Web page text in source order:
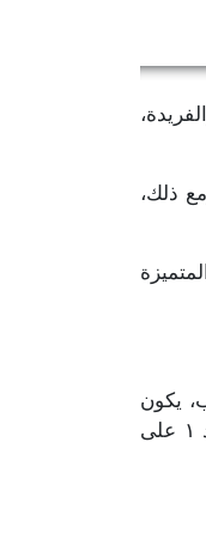
دون إحتساب اسماء العائلات الخالية او مسجلة "غير مذكور"، في قضاء صور، محافظة الجنوب هو ١٠. ومع ذلك،
يكون
العدد "المتميّز والفريد" لهذه العائلة في كل مذهب تنتمي إليه. تظهر النتائج أنها موجودة في ٧ مذاهب مختلفة، وبالتالي فإن المجموع هو ٧ مقابل عدد ١ على